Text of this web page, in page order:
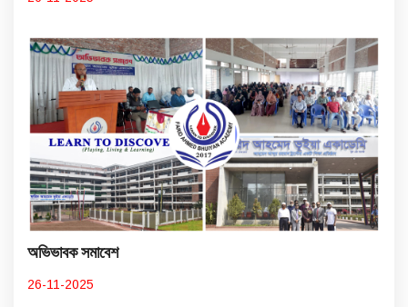
অভিভাবক সমাবেশ
26-11-2025